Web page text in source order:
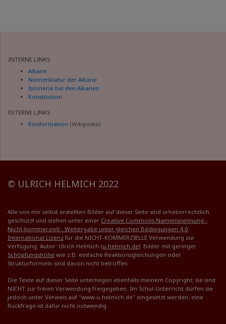
INTERNE LINKS
Alkane
Nomenklatur der Alkane
Isomerie bei den Alkanen
Konstitution
EXTERNE LINKS
Konformation (Wikipedia)
© ULRICH HELMICH 2022
Alle von mir selbst erstellten Bilder auf dieser Seite sind urheberrechtlich
geschützt und stehen unter einer Creative Commons Namensnennung -
Nicht-kommerziell - Weitergabe unter gleichen Bedingungen 4.0
International Lizenz für die NICHT-KOMMERZIELLE Verwendung zur
Verfügung. Autor: Ulrich Helmich (u-helmich.de). Bilder mit geringer
Schöpfungshöhe wie z.B. einfache Reaktionsgleichungen oder
Strukturformeln sind davon nicht betroffen.
Die Texte auf dieser Seite unterliegen ebenfalls meinem Copyright; sie sind
NICHT zur freien Verwendung freigegeben. Im Schul-Unterricht dürfen sie
jedoch unter Verweis auf "www.u-helmich.de" eingesetzt werden, eine
Rückfrage ist dafür nicht notwendig.